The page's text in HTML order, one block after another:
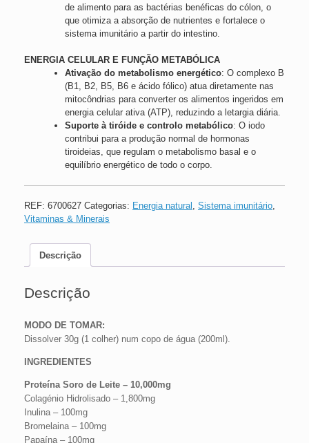
de alimento para as bactérias benéficas do cólon, o
que otimiza a absorção de nutrientes e fortalece o
sistema imunitário a partir do intestino.
ENERGIA CELULAR E FUNÇÃO METABÓLICA
Ativação do metabolismo energético: O complexo B
(B1, B2, B5, B6 e ácido fólico) atua diretamente nas
mitocôndrias para converter os alimentos ingeridos em
energia celular ativa (ATP), reduzindo a letargia diária.
Suporte à tiróide e controlo metabólico: O iodo
contribui para a produção normal de hormonas
tiroideias, que regulam o metabolismo basal e o
equilíbrio energético de todo o corpo.
REF: 6700627 Categorias: Energia natural , Sistema imunitário,
Vitaminas & Minerais
Descrição
Descrição
MODO DE TOMAR:
Dissolver 30g (1 colher) num copo de água (200ml).
INGREDIENTES
Proteína Soro de Leite – 10,000mg
Colagénio Hidrolisado – 1,800mg
Inulina – 100mg
Bromelaina – 100mg
Papaína – 100mg